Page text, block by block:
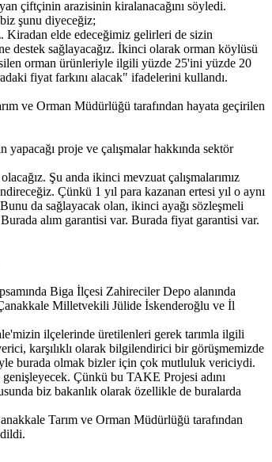
çiftçinin arazisinin kiralanacağını söyledi.
şunu diyeceğiz;
Kiradan elde edeceğimiz gelirleri de sizin
destek sağlayacağız. İkinci olarak orman köylüsü
orman ürünleriyle ilgili yüzde 25'ini yüzde 20
fiyat farkını alacak" ifadelerini kullandı.
ve Orman Müdürlüğü tarafından hayata geçirilen
proje ve çalışmalar hakkında sektör
Şu anda ikinci mevzuat çalışmalarımız
Çünkü 1 yıl para kazanan ertesi yıl o aynı
da sağlayacak olan, ikinci ayağı sözleşmeli
alım garantisi var. Burada fiyat garantisi var.
Biga İlçesi Zahireciler Depo alanında
Milletvekili Jülide İskenderoğlu ve İl
ilçelerinde üretilenleri gerek tarımla ilgili
karşılıklı olarak bilgilendirici bir görüşmemizde
burada olmak bizler için çok mutluluk vericiydi.
Çünkü bu TAKE Projesi adını
biz bakanlık olarak özellikle de buralarda
Tarım ve Orman Müdürlüğü tarafından